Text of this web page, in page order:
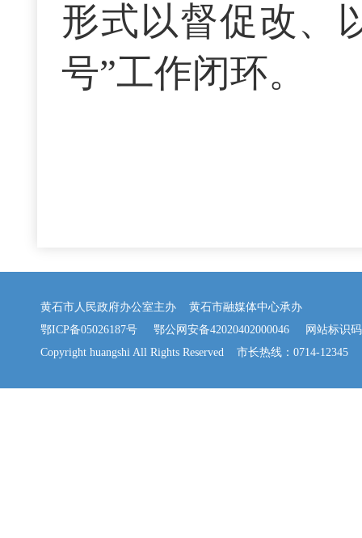
形式以督促改
号”工作闭环。
黄石市人民政府办公室主办 黄石市融媒体中心承办
鄂ICP备05026187号
鄂公网安备42020402000046 网站标识码
Copyright huangshi All Rights Reserved 市长热线：0714-12345